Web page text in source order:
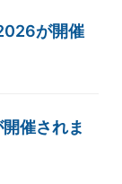
が開催
催されま